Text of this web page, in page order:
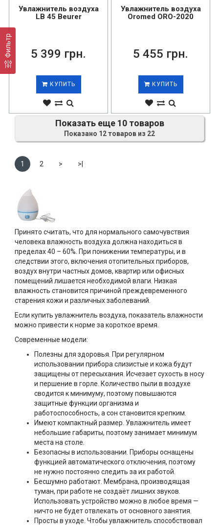
Фильтр
Увлажнитель воздуха
LB 45 Beurer
5 399 грн.
КУПИТЬ
Увлажнитель воздуха
Oromed ORO-2020
5 455 грн.
КУПИТЬ
Показать еще 10 товаров
Показано 12 товаров из 22
1 2 > >|
Принято считать, что для нормального самочувствия
человека влажность воздуха должна находиться в
пределах 40 – 60%. При понижении температуры, и в
следствии этого, включения отопительных приборов,
воздух внутри частных домов, квартир или офисных
помещений лишается необходимой влаги. Низкая
влажность становится причиной преждевременного
старения кожи и различных заболеваний.
Если купить увлажнитель воздуха, показатель влажности
можно привести к норме за короткое время.
Современные модели:
Полезны для здоровья. При регулярном
использовании прибора слизистые и кожа будут
защищены от пересыхания. Исчезает сухость в носу
и першение в горле. Количество пыли в воздухе
сводится к минимуму, поэтому повышаются
защитные функции организма и
работоспособность, а сон становится крепким.
Имеют компактный размер. Увлажнитель имеет
небольшие габариты, поэтому занимает минимум
места на столе.
Безопасны в использовании. Приборы оснащены
функцией автоматического отключения, поэтому
не нужно постоянно следить за их работой.
Бесшумно работают. Мембрана, производящая
туман, при работе не создаёт лишних звуков.
Использовать устройство можно в любое время —
ничто не будет отвлекать от основного занятия.
Просты в уходе. Чтобы увлажнитель способствовал